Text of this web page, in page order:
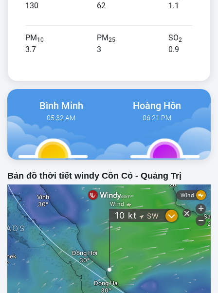
130
62 1.1
PM10
3.7
PM25
3
SO2
0.9
Bình Minh
05:32 AM
Hoàng Hôn
06:21 PM
Bản đồ thời tiết windy Cồn Cỏ - Quảng Trị